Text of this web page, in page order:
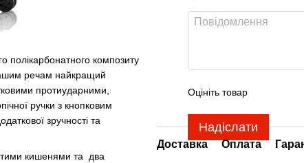
полікарбонатного композиту
речам найкращий
протиударними,
ручки з кнопковим
зручності та
кишенями та два
Оцініть товар
Надіслати
Доставка Оплата